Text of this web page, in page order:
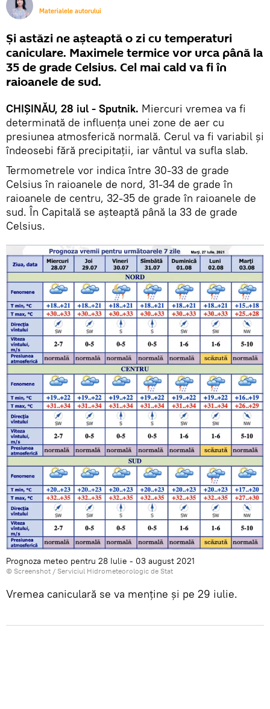
Materialele autorului
Și astăzi ne așteaptă o zi cu temperaturi
caniculare. Maximele termice vor urca până la
35 de grade Celsius. Cel mai cald va fi în
raioanele de sud.
CHIȘINĂU, 28 iul - Sputnik. Miercuri vremea va fi
determinată de influența unei zone de aer cu
presiunea atmosferică normală. Cerul va fi variabil și
îndeosebi fără precipitații, iar vântul va sufla slab.
Termometrele vor indica între 30-33 de grade
Celsius în raioanele de nord, 31-34 de grade în
raioanele de centru, 32-35 de grade în raioanele de
sud. În Capitală se așteaptă până la 33 de grade
Celsius.
Prognoza meteo pentru 28 Iulie - 03 august 2021
© Screenshot / Serviciul Hidrometeorologic de Stat
Vremea caniculară se va menține și pe 29 iulie.